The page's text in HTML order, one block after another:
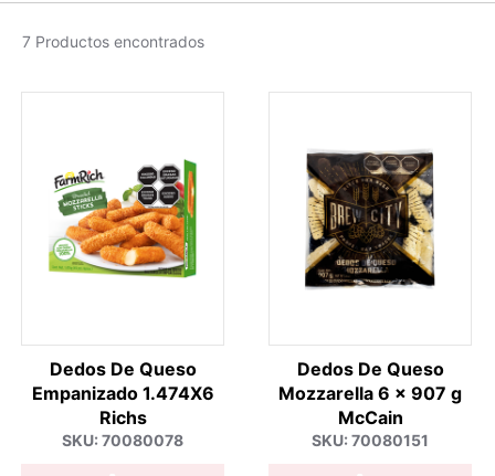
7 Productos encontrados
Dedos De Queso
Empanizado 1.474X6
Richs
SKU: 70080078
Dedos De Queso
Mozzarella 6 x 907 g
McCain
SKU: 70080151